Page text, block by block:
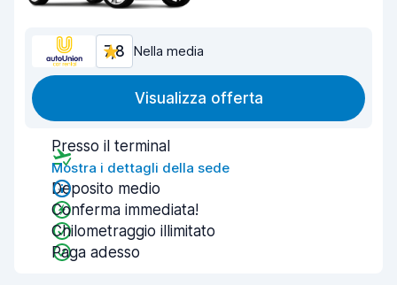
7,8 Nella media
Visualizza offerta
Presso il terminal
Mostra i dettagli della sede
Deposito medio
Conferma immediata!
Chilometraggio illimitato
Paga adesso